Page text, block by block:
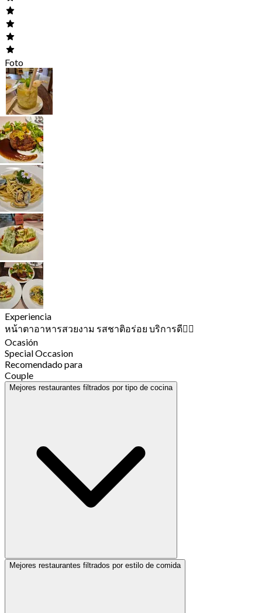
Foto
Experiencia
หน้าตาอาหารสวยงาม รสชาติอร่อย บริการดี👍🏽
Ocasión
Special Occasion
Recomendado para
Couple
Mejores restaurantes filtrados por tipo de cocina
Mejores restaurantes filtrados por estilo de comida